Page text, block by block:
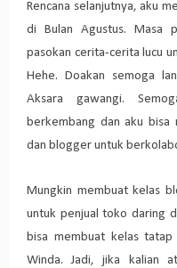
Rencana selanjutnya, aku
di Bulan Agustus. Masa
pasokan cerita-cerita lucu
Hehe. Doakan semoga
Aksara gawangi.
berkembang dan aku bisa
dan blogger untuk
Mungkin membuat kelas
untuk penjual toko daring
bisa membuat kelas tatap
Winda. Jadi, jika kalian